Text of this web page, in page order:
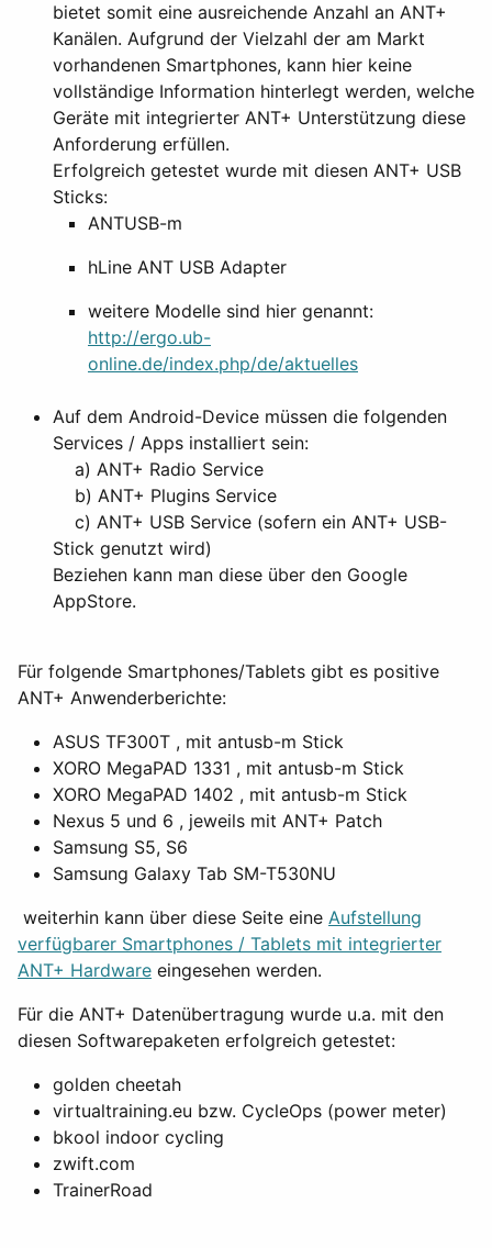
bietet somit eine ausreichende Anzahl an ANT+
Kanälen. Aufgrund der Vielzahl der am Markt
vorhandenen Smartphones, kann hier keine
vollständige Information hinterlegt werden, welche
Geräte mit integrierter ANT+ Unterstützung diese
Anforderung erfüllen.
Erfolgreich getestet wurde mit diesen ANT+ USB
Sticks:
ANTUSB-m
hLine ANT USB Adapter
weitere Modelle sind hier genannt:
http://ergo.ub-
online.de/index.php/de/aktuelles
Auf dem Android-Device müssen die folgenden
Services / Apps installiert sein:
a) ANT+ Radio Service
b) ANT+ Plugins Service
c) ANT+ USB Service (sofern ein ANT+ USB-
Stick genutzt wird)
Beziehen kann man diese über den Google
AppStore.
Für folgende Smartphones/Tablets gibt es positive
ANT+ Anwenderberichte:
ASUS TF300T , mit antusb-m Stick
XORO MegaPAD 1331 , mit antusb-m Stick
XORO MegaPAD 1402 , mit antusb-m Stick
Nexus 5 und 6 , jeweils mit ANT+ Patch
Samsung S5, S6
Samsung Galaxy Tab SM-T530NU
weiterhin kann über diese Seite eine Aufstellung
verfügbarer Smartphones / Tablets mit integrierter
ANT+ Hardware eingesehen werden.
Für die ANT+ Datenübertragung wurde u.a. mit den
diesen Softwarepaketen erfolgreich getestet:
golden cheetah
virtualtraining.eu bzw. CycleOps (power meter)
bkool indoor cycling
zwift.com
TrainerRoad